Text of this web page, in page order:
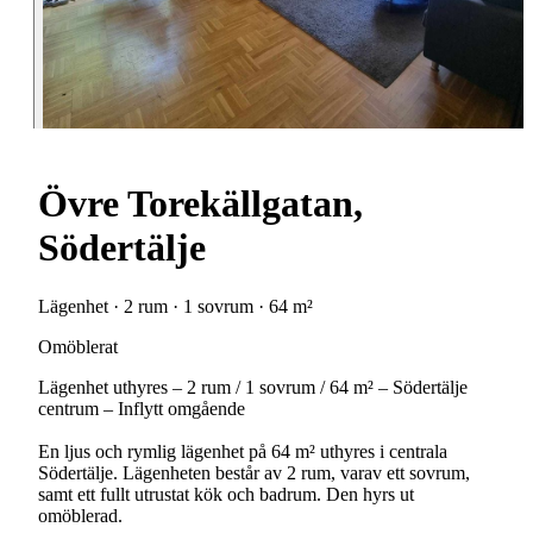
Övre Torekällgatan,
Södertälje
Lägenhet · 2 rum · 1 sovrum · 64 m²
Omöblerat
Lägenhet uthyres – 2 rum / 1 sovrum / 64 m² – Södertälje
centrum – Inflytt omgående
En ljus och rymlig lägenhet på 64 m² uthyres i centrala
Södertälje. Lägenheten består av 2 rum, varav ett sovrum,
samt ett fullt utrustat kök och badrum. Den hyrs ut
omöblerad.